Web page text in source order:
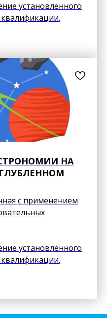
установленного
НА
с применением
установленного